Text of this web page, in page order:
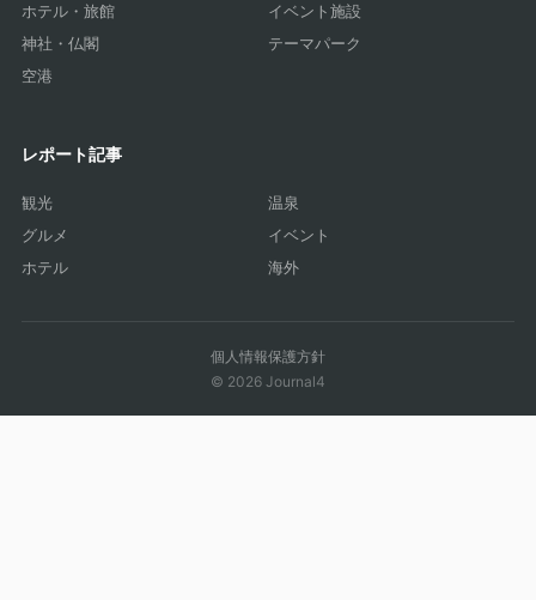
ホテル・旅館
イベント施設
神社・仏閣
テーマパーク
空港
レポート記事
観光
温泉
グルメ
イベント
ホテル
海外
個人情報保護方針
© 2026 Journal4